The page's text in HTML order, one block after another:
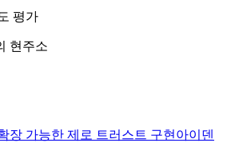
평가
현주소
장 가능한 제로 트러스트 구현 아이덴